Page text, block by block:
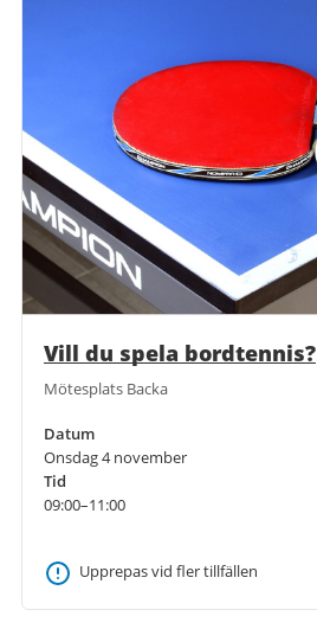
Vill du spela bordtennis?
Mötesplats Backa
Datum
Onsdag 4 november
Tid
09:00–11:00
Upprepas vid fler tillfällen